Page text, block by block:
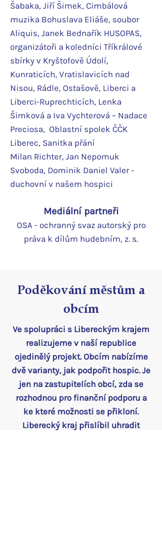
Šabaka, Jiří Šimek, Cimbálová
muzika Bohuslava Eliáše, soubor
Aliquis, Janek Bednařík HUSOPAS,
organizátoři a koledníci Tříkrálové
sbírky v Kryštofově Údolí,
Kunraticích, Vratislavicích nad
Nisou, Rádle, Ostašově, Liberci a
Liberci-Ruprechticích, Lenka
Šimková a Iva Vychterová – Nadace
Preciosa, Oblastní spolek ČČK
Liberec, Sanitka přání
Milan Richter, Jan Nepomuk
Svoboda, Dominik Daniel Valer -
duchovní v našem hospici
Mediální partneři
OSA - ochranný svaz autorský pro
práva k dílům hudebním, z. s.
Poděkování městům a
obcím
Ve spolupráci s Libereckým krajem
realizujeme v naší republice
ojedinělý projekt. Obcím nabízíme
dvě varianty, jak podpořit hospic. Je
jen na zastupitelích obcí, zda se
rozhodnou pro finanční podporu a
ke které možnosti se přikloní.
Liberecký kraj přislíbil uhradit